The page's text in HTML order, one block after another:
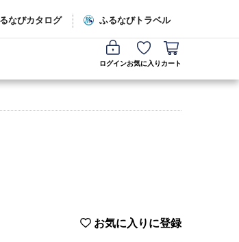
なびカタログ ふるなびトラベル
ログインお気に入り カート
お気に入りに登録